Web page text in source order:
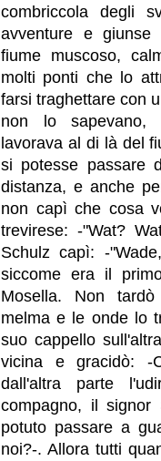
combriccola degli
avventure e
fiume muscoso,
molti ponti che lo
farsi traghettare con
non lo sapevano,
lavorava al di là del
si potesse passare
distanza, e anche
non capì che cosa
trevirese: -"Wat?
Schulz capì: -
siccome era il
Mosella. Non
melma e le onde lo
suo cappello
vicina e gracidò:
dall'altra parte
compagno, il
potuto passare a
noi?-. Allora tutti